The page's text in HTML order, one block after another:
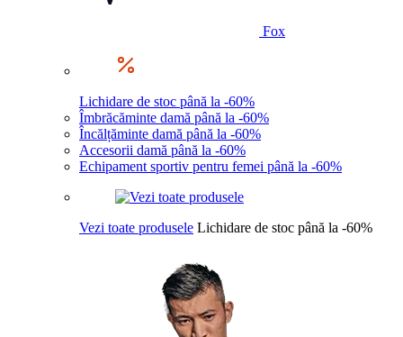
Fox
Lichidare de stoc până la -60%
Îmbrăcăminte damă până la -60%
Încălțăminte damă până la -60%
Accesorii damă până la -60%
Echipament sportiv pentru femei până la -60%
Vezi toate produsele Lichidare de stoc până la -60%